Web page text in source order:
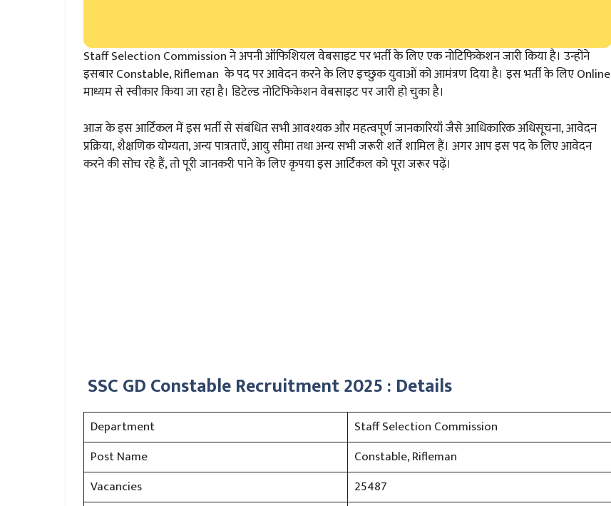
Staff Selection Commission ने अपनी ऑफिशियल वेबसाइट पर भर्ती के लिए एक नोटिफिकेशन जारी किया है। उन्होंने
इसबार Constable, Rifleman के पद पर आवेदन करने के लिए इच्छुक युवाओं को आमंत्रण दिया है। इस भर्ती के लिए Online
माध्यम से स्वीकार किया जा रहा है। डिटेल्ड नोटिफिकेशन वेबसाइट पर जारी हो चुका है।
आज के इस आर्टिकल में इस भर्ती से संबंधित सभी आवश्यक और महत्वपूर्ण जानकारियाँ जैसे आधिकारिक अधिसूचना, आवेदन
प्रक्रिया, शैक्षणिक योग्यता, अन्य पात्रताएँ, आयु सीमा तथा अन्य सभी जरूरी शर्तें शामिल हैं। अगर आप इस पद के लिए आवेदन
करने की सोच रहे हैं, तो पूरी जानकरी पाने के लिए कृपया इस आर्टिकल को पूरा जरूर पढ़ें।
SSC GD Constable Recruitment 2025 : Details
Department
Staff Selection Commission
Post Name
Constable, Rifleman
Vacancies
25487